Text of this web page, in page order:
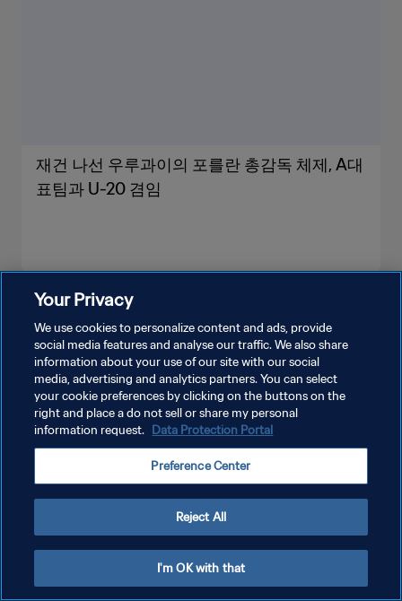
재건 나선 우루과이의 포를란 총감독 체제, A대
표팀과 U-20 겸임
개인정보 보호정책
쿠키 기본 설정 관리
Copyright © 1994 - 2026 FIFA. All rights reserved.
Your Privacy
We use cookies to personalize content and ads, provide
social media features and analyse our traffic. We also share
information about your use of our site with our social
media, advertising and analytics partners. You can select
your cookie preferences by clicking on the buttons on the
right and place a do not sell or share my personal
information request. Data Protection Portal
Preference Center
Reject All
I'm OK with that